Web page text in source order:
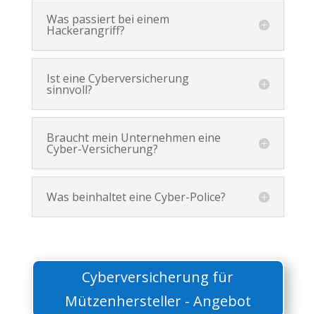
Was passiert bei einem
Hackerangriff?
Ist eine Cyberversicherung
sinnvoll?
Braucht mein Unternehmen eine
Cyber-Versicherung?
Was beinhaltet eine Cyber-Police?
Cyberversicherung für
Mützenhersteller - Angebot